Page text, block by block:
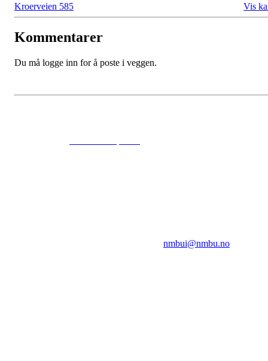
Kroerveien 585 Vis
Kommentarer
Du må logge inn for å poste i veggen.
nmbui@nmbu.no